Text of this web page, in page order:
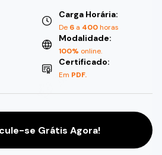
Carga Horária:
De 6 a 400horas
Modalidade:
100% online.
Certificado:
Em PDF.
se Grátis Agora!